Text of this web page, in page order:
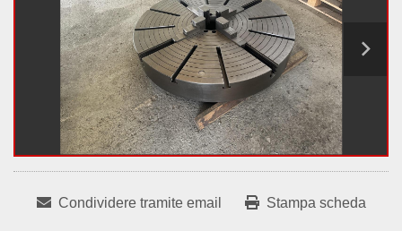
Condividere tramite email Stampa scheda